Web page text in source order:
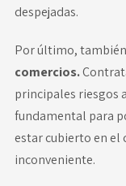
despejadas.
Por último,
comercios.
principales riesgos
fundamental para
estar cubierto en el
inconveniente.